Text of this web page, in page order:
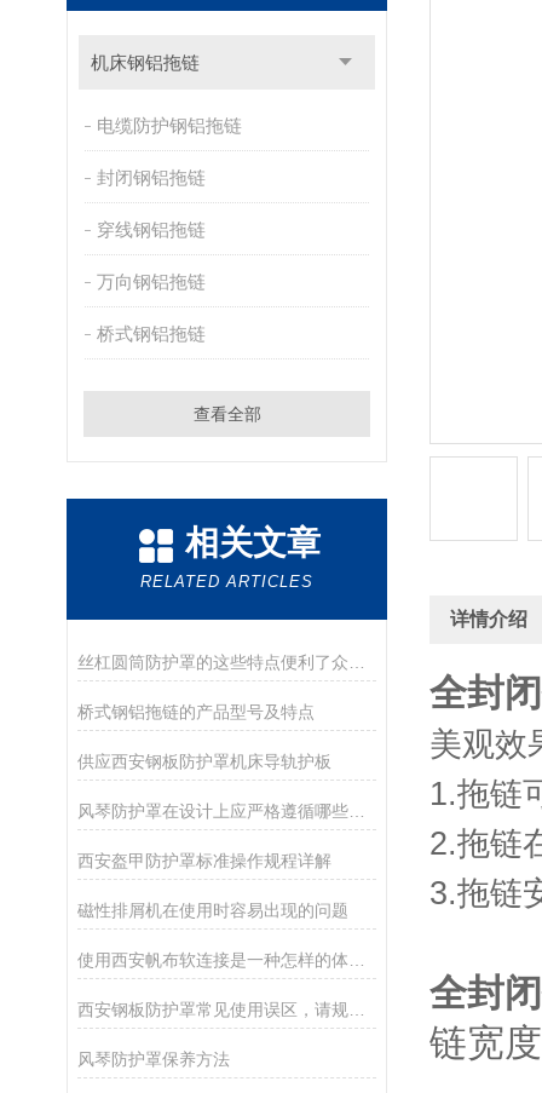
机床钢铝拖链
电缆防护钢铝拖链
封闭钢铝拖链
穿线钢铝拖链
万向钢铝拖链
桥式钢铝拖链
查看全部
相关文章
RELATED ARTICLES
桥式钢铝拖链的产品型号及特点
供应西安钢板防护罩机床导轨护板
风琴防护罩在设计上应严格遵循哪些设计规范
西安盔甲防护罩标准操作规程详解
磁性排屑机在使用时容易出现的问题
西安钢板防护罩常见使用误区，请规避！
风琴防护罩保养方法
详情介绍
全封
美观效
1.拖链
2.拖链
3.拖
全封
链宽